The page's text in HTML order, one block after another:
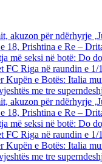
akuzon për ndërhyrje
18, Prishtina e Re –
më seksi në botë: Do
FC Riga në raundin e
Kupën e Botës: Italia
me tre
akuzon për ndërhyrje
18, Prishtina e Re –
më seksi në botë: Do
FC Riga në raundin e
Kupën e Botës: Italia
me tre